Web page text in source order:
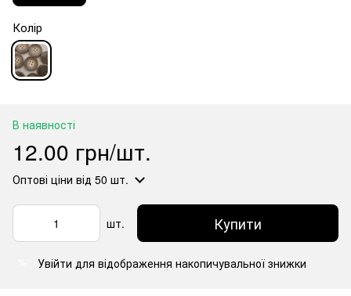
Колір
В наявності
12.00 грн/шт.
Оптові ціни від 50 шт.
шт. Купити
Увійти для відображення накопичувальної знижки